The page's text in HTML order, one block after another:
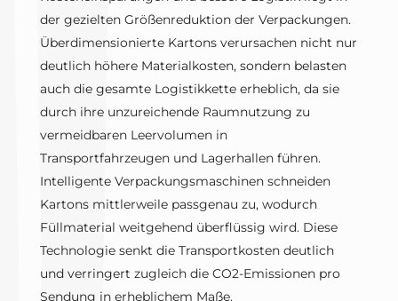
der gezielten Größenreduktion der Verpackungen.
Überdimensionierte Kartons verursachen nicht nur
deutlich höhere Materialkosten, sondern belasten
auch die gesamte Logistikkette erheblich, da sie
durch ihre unzureichende Raumnutzung zu
vermeidbaren Leervolumen in
Transportfahrzeugen und Lagerhallen führen.
Intelligente Verpackungsmaschinen schneiden
Kartons mittlerweile passgenau zu, wodurch
Füllmaterial weitgehend überflüssig wird. Diese
Technologie senkt die Transportkosten deutlich
und verringert zugleich die CO2-Emissionen pro
Sendung in erheblichem Maße.